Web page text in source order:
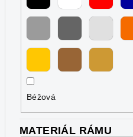
Béžová
MATERIÁL RÁMU